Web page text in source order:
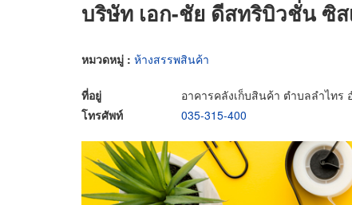
บริษัท เอก-ชัย ดีสทริบิวชั่น ซิ
หมวดหมู่ : ห้างสรรพสินค้า
ที่อยู่
อาคารคลังเก็บสินค้า ตำบลลำไทร
โทรศัพท์
035-315-400